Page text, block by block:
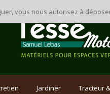
vous nous autorisez à
Jardiner Tracteur